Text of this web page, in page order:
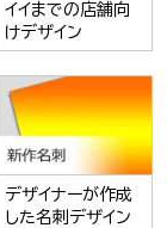
イイまでの店舗向
けデザイン
デザイナーが作成
した名刺デザイン